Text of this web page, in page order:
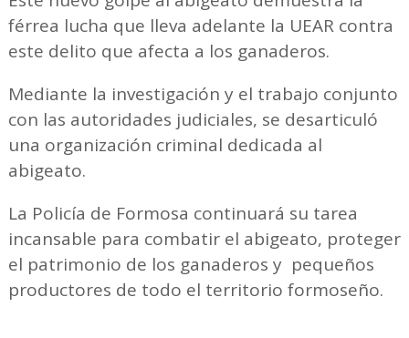
férrea lucha que lleva adelante la UEAR contra
este delito que afecta a los ganaderos.
Mediante la investigación y el trabajo conjunto
con las autoridades judiciales, se desarticuló
una organización criminal dedicada al
abigeato.
La Policía de Formosa continuará su tarea
incansable para combatir el abigeato, proteger
el patrimonio de los ganaderos y pequeños
productores de todo el territorio formoseño.